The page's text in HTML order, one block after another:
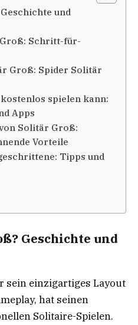
und
Schritt-für-
Groß: Spider Solitär
spielen kann:
Apps
Solitär Groß:
Vorteile
Tipps und
Geschichte und
sein einzigartiges Layout
hat seinen
Solitaire-Spielen.